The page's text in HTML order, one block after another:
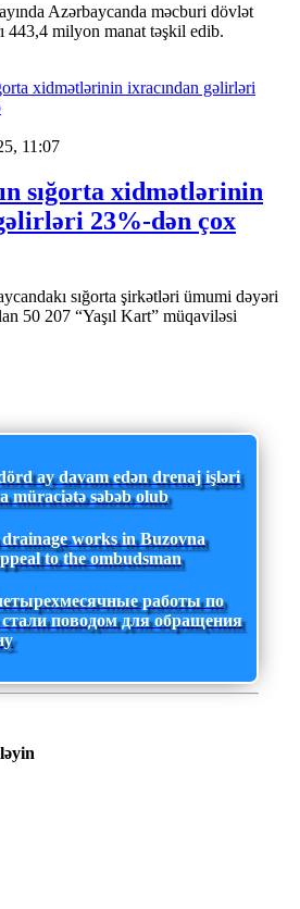
Azərbaycanda məcburi dövlət
443,4 milyon manat təşkil edib.
11:07
sığorta xidmətlərinin
23%-dən çox
sığorta şirkətləri ümumi dəyəri
50 207 “Yaşıl Kart” müqaviləsi
ay davam edən drenaj işləri
müraciətə səbəb olub
works in Buzovna
to the ombudsman
работы по
стали поводом для обращения